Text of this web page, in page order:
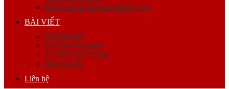
Khớp nối & phụ kiện đường ống
BÀI VIẾT
CATALOG
Tin chuyên ngành
Tư vấn khách hàng
Blog tin tức
Liên hệ